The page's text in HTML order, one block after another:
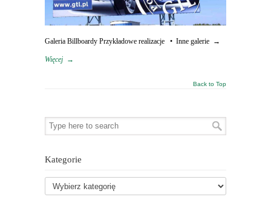
Galeria Billboardy Przykładowe realizacje • Inne galerie →
Więcej →
Back to Top
Kategorie